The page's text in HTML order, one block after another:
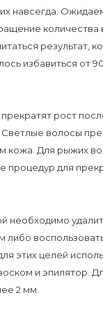
навсегда.
количества
результат,
избавиться от
рост
волосы
кожа. Для рыжих
процедур для
необходимо
либо
этих целей
и эпилятор.
2 мм.